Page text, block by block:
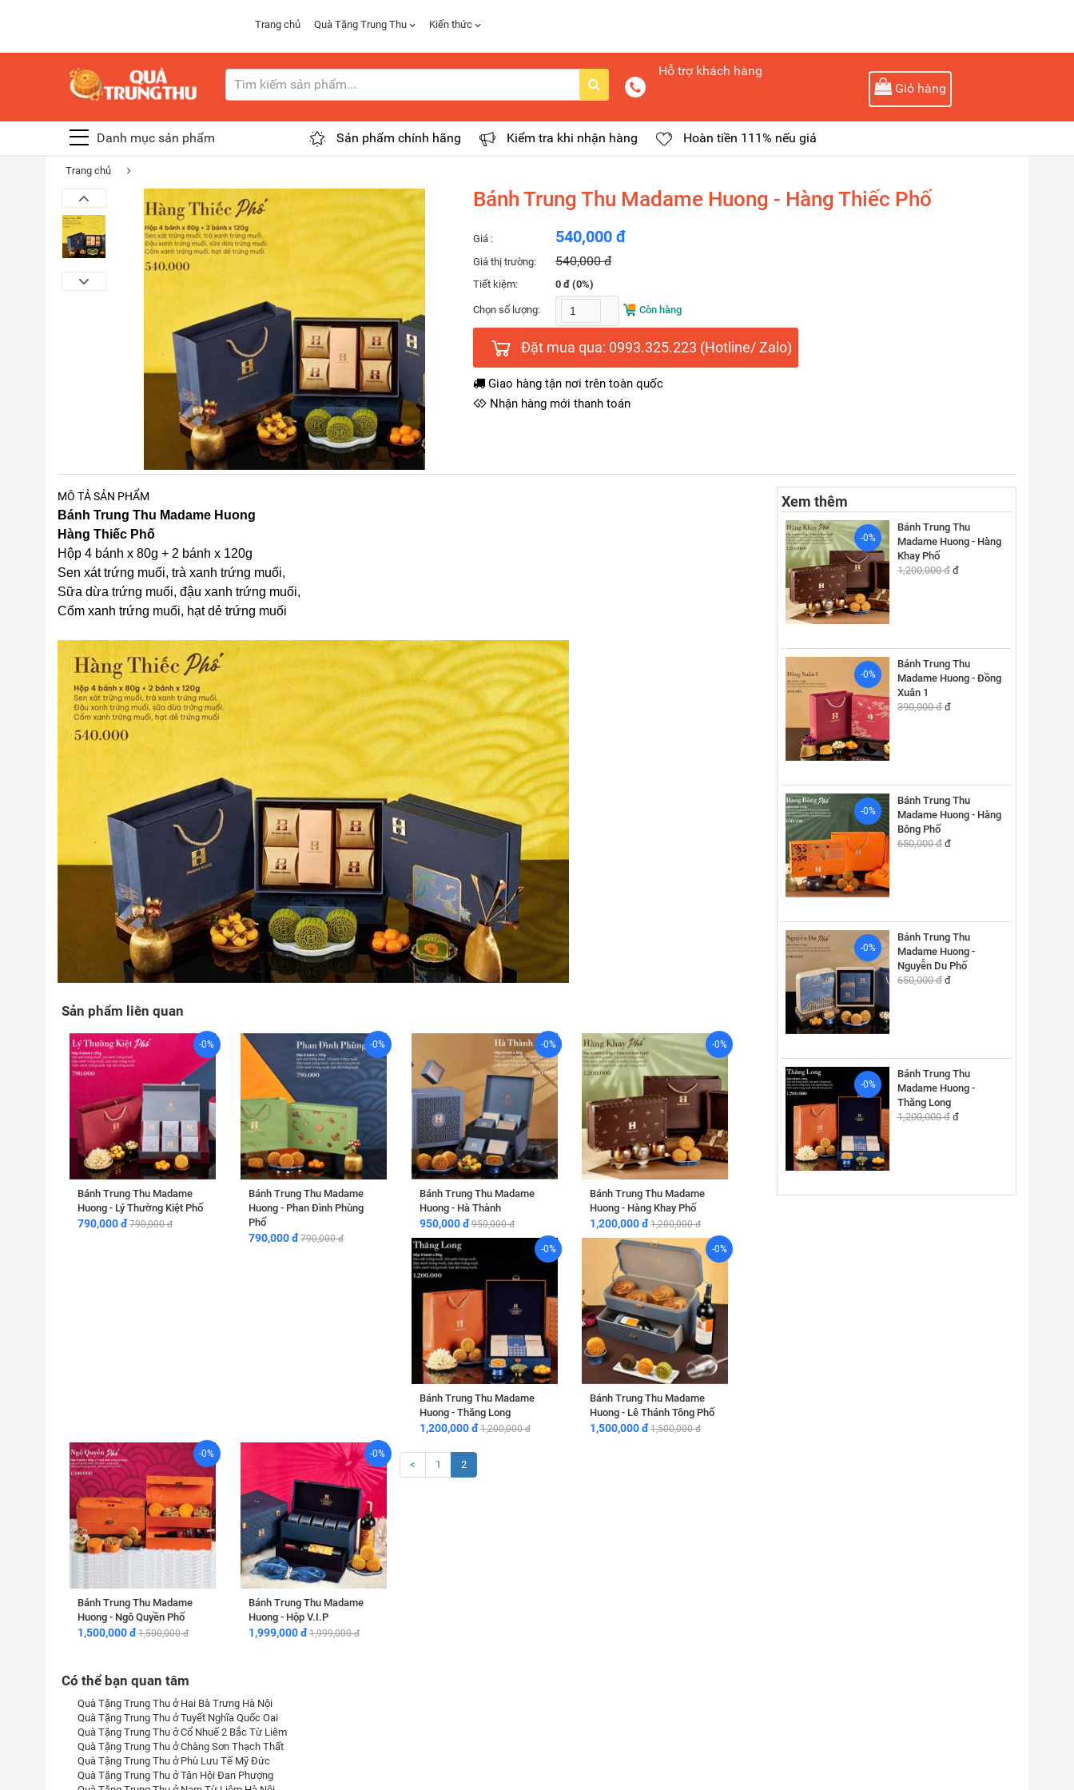
Trang chủ Quà Tặng Trung Thu Kiến thức
Hỗ trợ khách hàng
Giỏ hàng
Danh mục sản phẩm Sản phẩm chính hãng Kiểm tra khi nhận hàng Hoàn tiền 111% nếu giả
Trang chủ
Bánh Trung Thu Madame Huong - Hàng Thiếc Phố
Giá : 540,000 đ
Giá thị trường: 540,000 đ
Tiết kiệm: 0 đ (0%)
Chọn số lượng: Còn hàng
Đặt mua qua: 0993.325.223 (Hotline/ Zalo)
Giao hàng tận nơi trên toàn quốc
Nhận hàng mới thanh toán
MÔ TẢ SẢN PHẨM
Bánh Trung Thu Madame Huong
Hàng Thiếc Phố
Hộp 4 bánh x 80g + 2 bánh x 120g
Sen xát trứng muối, trà xanh trứng muối,
Sữa dừa trứng muối, đậu xanh trứng muối,
Cốm xanh trứng muối, hạt dẻ trứng muối
Sản phẩm liên quan
-0%
Bánh Trung Thu Madame
Huong - Lý Thường Kiệt Phố
790,000 đ790,000 đ
-0%
Bánh Trung Thu Madame
Huong - Phan Đình Phùng
Phố
790,000 đ790,000 đ
-0%
Bánh Trung Thu Madame
Huong - Hà Thành
950,000 đ950,000 đ
-0%
Bánh Trung Thu Madame
Huong - Hàng Khay Phố
1,200,000 đ1,200,000 đ
-0%
Bánh Trung Thu Madame
Huong - Thăng Long
1,200,000 đ1,200,000 đ
-0%
Bánh Trung Thu Madame
Huong - Lê Thánh Tông Phố
1,500,000 đ1,500,000 đ
-0%
Bánh Trung Thu Madame
Huong - Ngô Quyền Phố
1,500,000 đ1,500,000 đ
-0%
Bánh Trung Thu Madame
Huong - Hộp V.I.P
1,999,000 đ1,999,000 đ
< 1 2
Có thể bạn quan tâm
Quà Tặng Trung Thu ở Hai Bà Trưng Hà Nội
Quà Tặng Trung Thu ở Tuyết Nghĩa Quốc Oai
Quà Tặng Trung Thu ở Cổ Nhuế 2 Bắc Từ Liêm
Quà Tặng Trung Thu ở Chàng Sơn Thạch Thất
Quà Tặng Trung Thu ở Phù Lưu Tế Mỹ Đức
Quà Tặng Trung Thu ở Tân Hội Đan Phượng
Xem thêm
-0%
Bánh Trung Thu
Madame Huong - Hàng
Khay Phố
1,200,000 đ đ
-0%
Bánh Trung Thu
Madame Huong - Đồng
Xuân 1
390,000 đ đ
-0%
Bánh Trung Thu
Madame Huong - Hàng
Bông Phố
650,000 đ đ
-0%
Bánh Trung Thu
Madame Huong -
Nguyễn Du Phố
650,000 đ đ
-0%
Bánh Trung Thu
Madame Huong -
Thăng Long
1,200,000 đ đ